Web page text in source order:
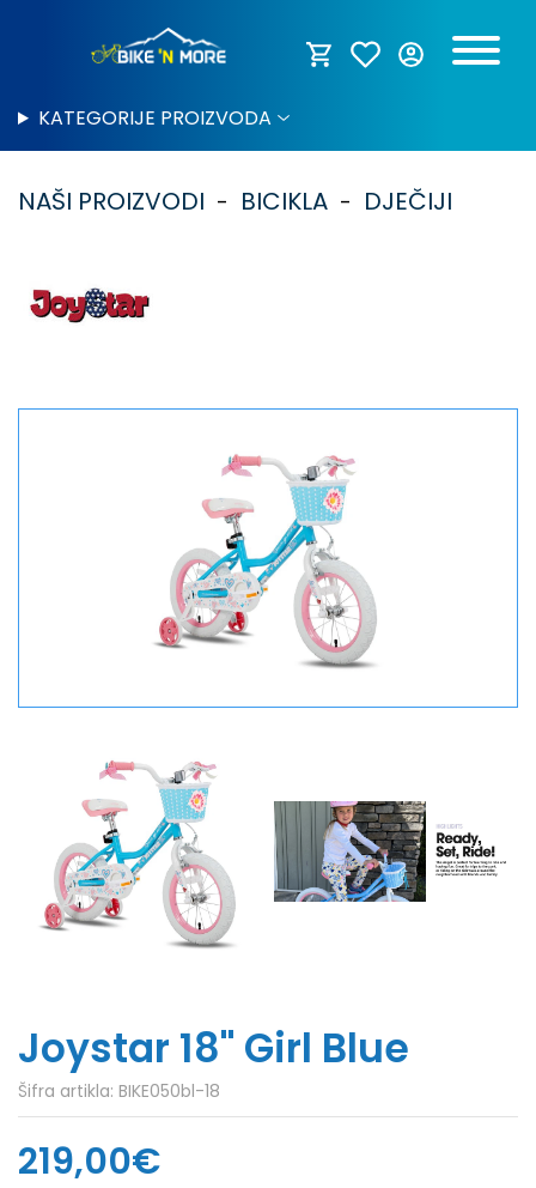
KATEGORIJE PROIZVODA
NAŠI PROIZVODI BICIKLA DJEČIJI
Joystar 18'' Girl Blue
Šifra artikla: BIKE050bl-18
219,00€